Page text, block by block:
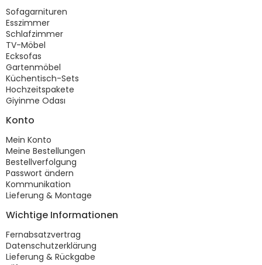
Sofagarnituren
Esszimmer
Schlafzimmer
TV-Möbel
Ecksofas
Gartenmöbel
Küchentisch-Sets
Hochzeitspakete
Giyinme Odası
Konto
Mein Konto
Meine Bestellungen
Bestellverfolgung
Passwort ändern
Kommunikation
Lieferung & Montage
Wichtige Informationen
Fernabsatzvertrag
Datenschutzerklärung
Lieferung & Rückgabe